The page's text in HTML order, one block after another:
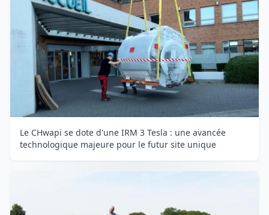
Le CHwapi se dote d'une IRM 3 Tesla : une avancée
technologique majeure pour le futur site unique